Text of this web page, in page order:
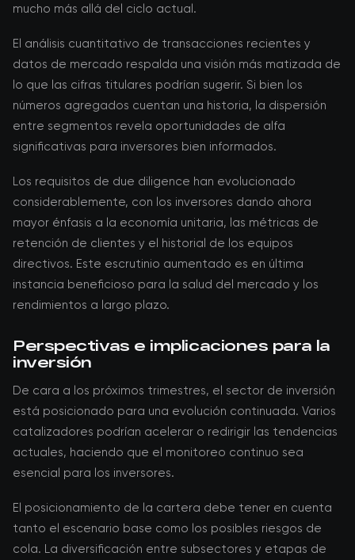
mucho más allá del ciclo actual.
El análisis cuantitativo de transacciones recientes y
datos de mercado respalda una visión más matizada de
lo que las cifras titulares podrían sugerir. Si bien los
números agregados cuentan una historia, la dispersión
entre segmentos revela oportunidades de alfa
significativas para inversores bien informados.
Los requisitos de due diligence han evolucionado
considerablemente, con los inversores dando ahora
mayor énfasis a la economía unitaria, las métricas de
retención de clientes y el historial de los equipos
directivos. Este escrutinio aumentado es en última
instancia beneficioso para la salud del mercado y los
rendimientos a largo plazo.
Perspectivas e implicaciones para la
inversión
De cara a los próximos trimestres, el sector de inversión
está posicionado para una evolución continuada. Varios
catalizadores podrían acelerar o redirigir las tendencias
actuales, haciendo que el monitoreo continuo sea
esencial para los inversores.
El posicionamiento de la cartera debe tener en cuenta
tanto el escenario base como los posibles riesgos de
cola. La diversificación entre subsectores y etapas de